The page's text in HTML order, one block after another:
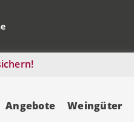
Angebote Weingüter